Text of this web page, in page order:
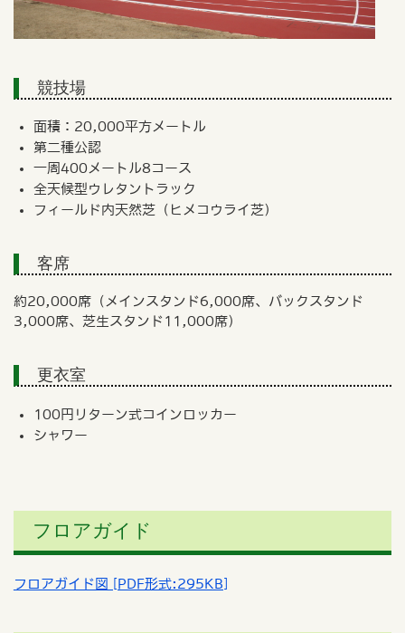
競技場
面積：20,000平方メートル
第二種公認
一周400メートル8コース
全天候型ウレタントラック
フィールド内天然芝（ヒメコウライ芝）
客席
約20,000席（メインスタンド6,000席、バックスタンド
3,000席、芝生スタンド11,000席）
更衣室
100円リターン式コインロッカー
シャワー
フロアガイド
フロアガイド図 [PDF形式:295KB]